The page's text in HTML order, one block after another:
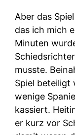
Aber das
das ich mich
Minuten
musste.
Spiel beteiligt
wenige
kassiert.
er kurz vor